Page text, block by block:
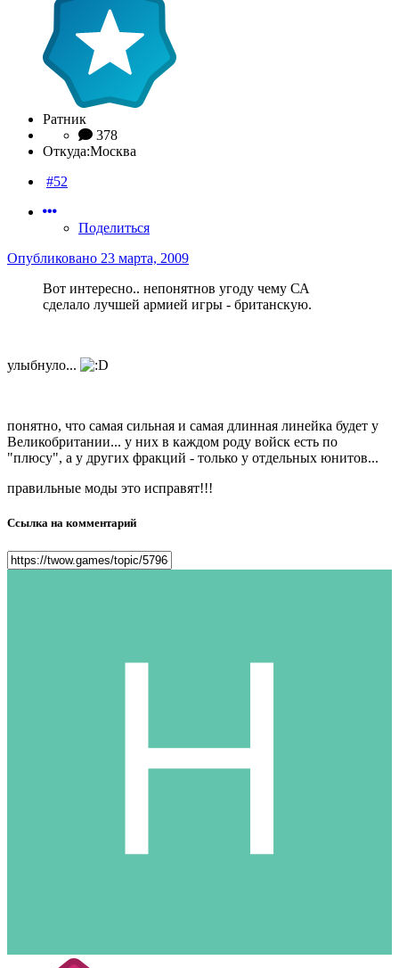
Ратник
378
Откуда:Москва
#52
Поделиться
Опубликовано 23 марта, 2009
Вот интересно.. непонятнов угоду чему СА
сделало лучшей армией игры - британскую.
улыбнуло...
понятно, что самая сильная и самая длинная линейка будет у
Великобритании... у них в каждом роду войск есть по
"плюсу", а у других фракций - только у отдельных юнитов...
правильные моды это исправят!!!
Ссылка на комментарий